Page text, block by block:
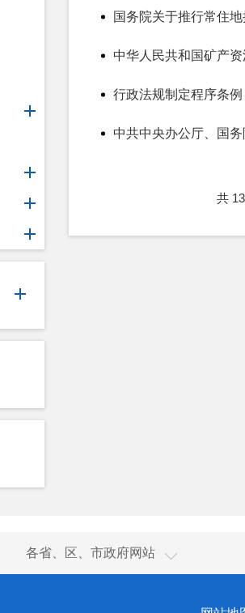
国务院关于推行常住
中华人民共和国矿产
行政法规制定程序条例
共
各省、区、市政府网站
新疆
香港